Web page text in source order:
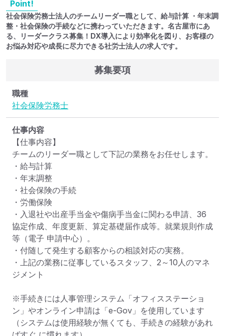
Point!
社会保険労務士法人のチームリーダー職として、給与計算 ・年末調
整・社会保険の手続などに携わっていただきます。名古屋市にあ
る、リーダークラス募集！DX導入により効率化を図り、お客様の
お悩み対応や成長に尽力できる社労士法人の求人です。
募集要項
職種
社会保険労務士
仕事内容
【仕事内容】
チームのリーダー職として下記の業務をお任せします。
・給与計算
・年末調整
・社会保険の手続
・労働保険
・入退社や出産手当金や傷病手当金に関わる申請、36
協定作成、年度更新、算定基礎届作成等。就業規則作成
等（電子 申請中心）。
・付随して発生する顧客からの相談対応の実務。
・上記の業務に従事しているスタッフ、2～10人のマネ
ジメント
※手続きには人事管理システム「オフィスステーショ
ン」やオンライン申請は「e-Gov」を使用しています
（システムは使用経験が無くても、手続きの経験があれ